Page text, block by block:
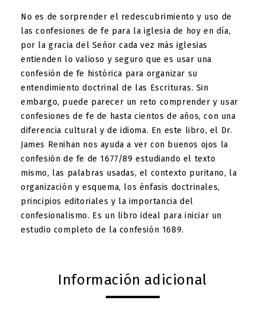
No es de sorprender el redescubrimiento y uso de
las confesiones de fe para la iglesia de hoy en día,
por la gracia del Señor cada vez más iglesias
entienden lo valioso y seguro que es usar una
confesión de fe histórica para organizar su
entendimiento doctrinal de las Escrituras. Sin
embargo, puede parecer un reto comprender y usar
confesiones de fe de hasta cientos de años, con una
diferencia cultural y de idioma. En este libro, el Dr.
James Renihan nos ayuda a ver con buenos ojos la
confesión de fe de 1677/89 estudiando el texto
mismo, las palabras usadas, el contexto puritano, la
organización y esquema, los énfasis doctrinales,
principios editoriales y la importancia del
confesionalismo. Es un libro ideal para iniciar un
estudio completo de la confesión 1689.
Información adicional